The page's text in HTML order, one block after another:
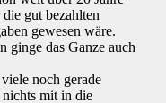
gut bezahlten
gewesen wäre.
ginge das Ganze auch
noch gerade
nichts mit in die